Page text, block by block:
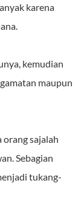
karena
kemudian
maupun
orang sajalah
Sebagian
tukang-